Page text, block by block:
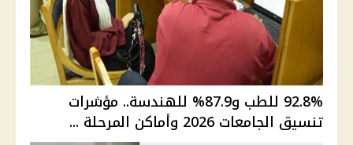
92.8% للطب و87.9% للهندسة.. مؤشرات
تنسيق الجامعات 2026 وأماكن المرحلة ...